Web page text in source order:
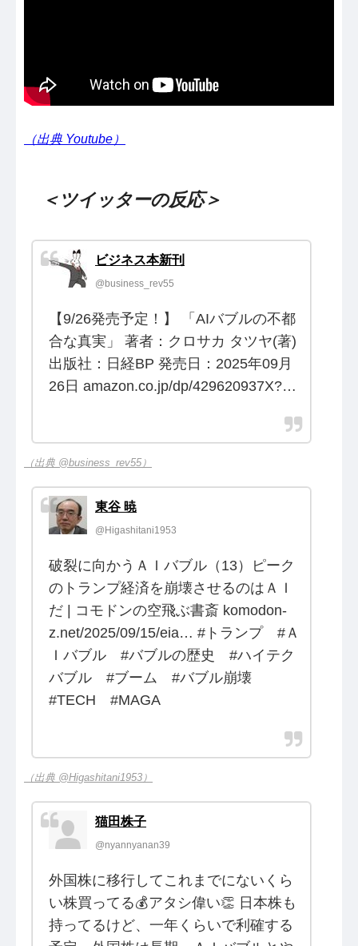
（出典 Youtube）
＜ツイッターの反応＞
ビジネス本新刊
@business_rev55
【9/26発売予定！】 「AIバブルの不都
合な真実」 著者：クロサカ タツヤ(著)
出版社：日経BP 発売日：2025年09月
26日 amazon.co.jp/dp/429620937X?…
（出典 @business_rev55）
東谷 暁
@Higashitani1953
破裂に向かうＡＩバブル（13）ピーク
のトランプ経済を崩壊させるのはＡＩ
だ | コモドンの空飛ぶ書斎 komodon-
z.net/2025/09/15/eia… #トランプ #Ａ
Ｉバブル #バブルの歴史 #ハイテク
バブル #ブーム #バブル崩壊
#TECH #MAGA
（出典 @Higashitani1953）
猫田株子
@nyannyanan39
外国株に移行してこれまでにないくら
い株買ってる💰アタシ偉い👏 日本株も
持ってるけど、一年くらいで利確する